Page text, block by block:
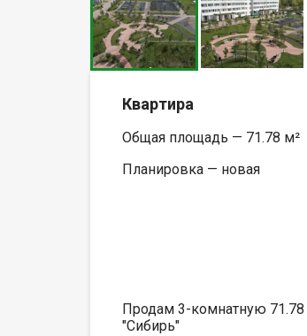
Квартира
Общая площадь — 71.78 м²
Планировка — новая
Продам 3-комнатную 71.78
"Сибирь"